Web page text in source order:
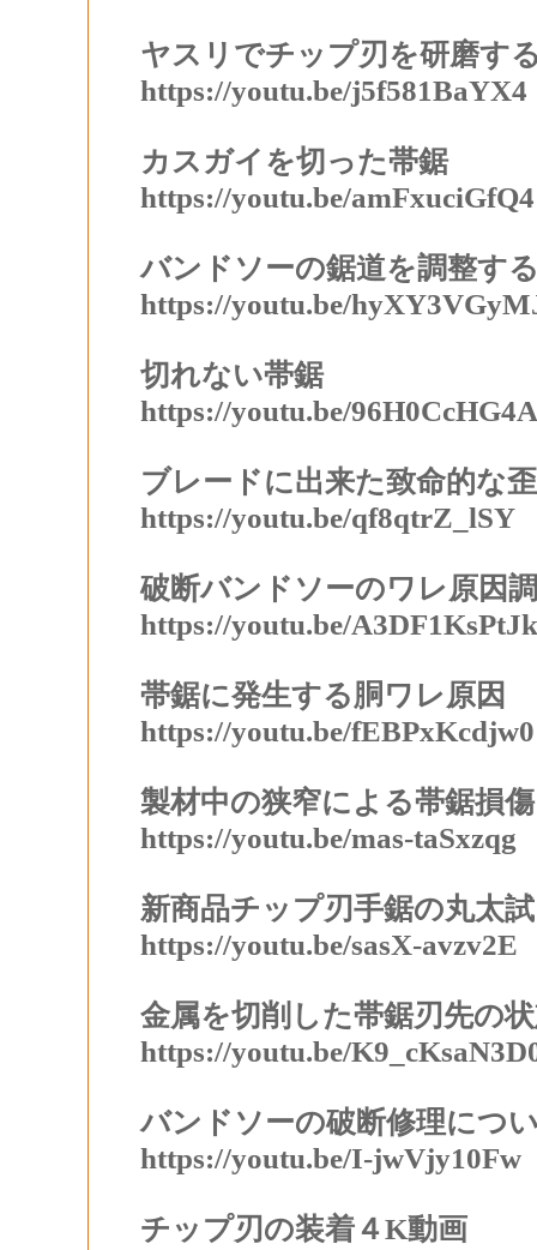
ヤスリでチップ刃を研磨す
https://youtu.be/j5f581BaYX4
カスガイを切った帯鋸
https://youtu.be/amFxuciGfQ4
バンドソーの鋸道を調整す
https://youtu.be/
切れない帯鋸
https://youtu.be/
ブレードに出来た致命的な
https://youtu.be/qf8qtrZ_lSY
破断バンドソーのワレ原因
https://youtu.be/A3DF1KsPtJk
帯鋸に発生する胴ワレ原因
https://youtu.be/fEBPxKcdjw0
製材中の狭窄による帯鋸損傷
https://youtu.be/mas-taSxzqg
新商品チップ刃手鋸の丸太
https://youtu.be/sasX-avzv2E
金属を切削した帯鋸刃先の
https://youtu.be/
バンドソーの破断修理につ
https://youtu.be/I-jwVjy10Fw
チップ刃の装着４K動画